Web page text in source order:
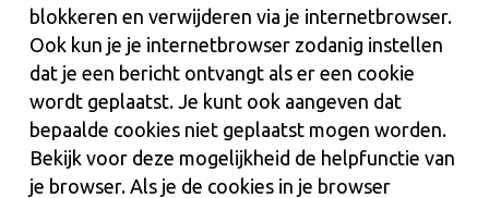
blokkeren en verwijderen via je internetbrowser.
Ook kun je je internetbrowser zodanig instellen
dat je een bericht ontvangt als er een cookie
wordt geplaatst. Je kunt ook aangeven dat
bepaalde cookies niet geplaatst mogen worden.
Bekijk voor deze mogelijkheid de helpfunctie van
je browser. Als je de cookies in je browser